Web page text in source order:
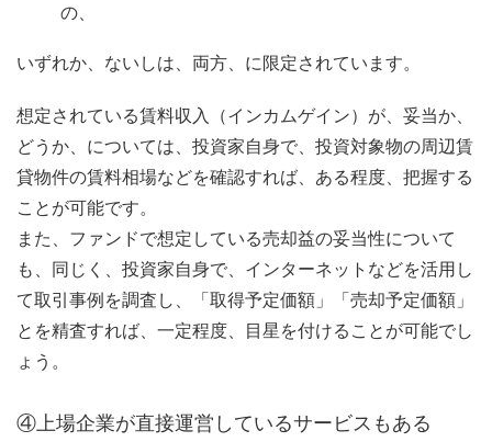
の、
いずれか、ないしは、両方、に限定されています。
想定されている賃料収入（インカムゲイン）が、妥当か、
どうか、については、投資家自身で、投資対象物の周辺賃
貸物件の賃料相場などを確認すれば、ある程度、把握する
ことが可能です。
また、ファンドで想定している売却益の妥当性について
も、同じく、投資家自身で、インターネットなどを活用し
て取引事例を調査し、「取得予定価額」「売却予定価額」
とを精査すれば、一定程度、目星を付けることが可能でし
ょう。
④上場企業が直接運営しているサービスもある